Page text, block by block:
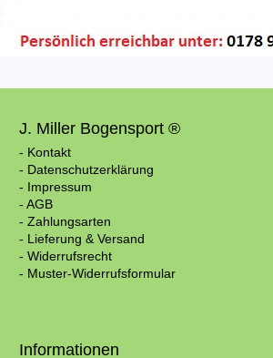
J. Miller Bogensport ®
- Kontakt
- Datenschutzerklärung
- Impressum
- AGB
- Zahlungsarten
- Lieferung & Versand
- Widerrufsrecht
- Muster-Widerrufsformular
Informationen